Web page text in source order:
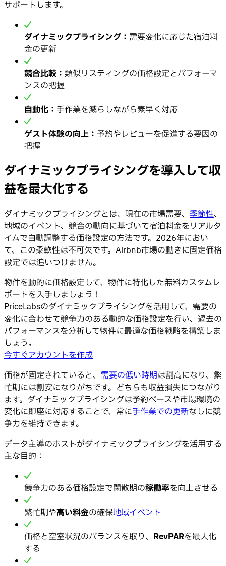
サポートします。
ダイナミックプライシング： 需要変化に応じた宿泊料
金の更新
競合比較： 類似リスティングの価格設定とパフォーマ
ンスの把握
自動化： 手作業を減らしながら素早く対応
ゲスト体験の向上： 予約やレビューを促進する要因の
把握
ダイナミックプライシングを導入して収
益を最大化する
ダイナミックプライシングとは、現在の市場需要、 季節性、
地域のイベント、競合の動向に基づいて宿泊料金をリアルタ
イムで自動調整する価格設定の方法です。2026年におい
て、この柔軟性は不可欠です。Airbnb市場の動きに固定価格
設定では追いつけません。
物件を動的に価格設定して、物件に特化した無料カスタムレ
ポートを入手しましょう！
PriceLabsのダイナミックプライシングを活用して、需要の
変化に合わせて競争力のある動的な価格設定を行い、過去の
パフォーマンスを分析して物件に最適な価格戦略を構築しま
しょう。
今すぐアカウントを作成
価格が固定されていると、 需要の低い時期は割高になり、繁
忙期には割安になりがちです。どちらも収益損失につながり
ます。ダイナミックプライシングは予約ペースや市場環境の
変化に即座に対応することで、常に手作業での更新なしに競
争力を維持できます。
データ主導のホストがダイナミックプライシングを活用する
主な目的：
競争力のある価格設定で閑散期の稼働率を向上させる
繁忙期や高い料金の確保地域イベント
価格と空室状況のバランスを取り、 RevPARを最大化
する